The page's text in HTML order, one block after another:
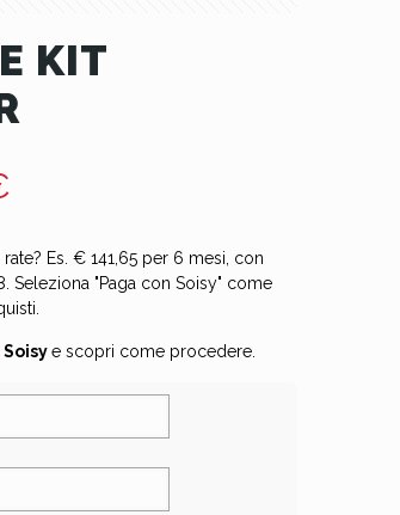
KIT
Es. € 141,65 per 6 mesi, con
Seleziona "Paga con Soisy" come
Soisye scopri come procedere.